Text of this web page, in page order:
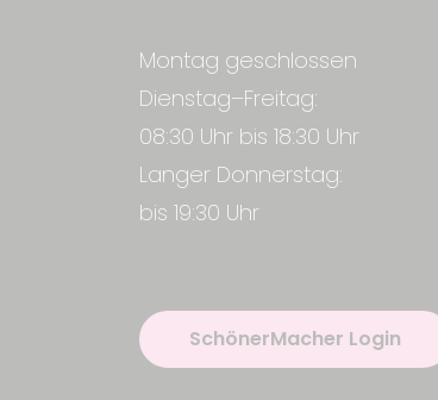
Montag geschlossen
Dienstag–Freitag:
08:30 Uhr bis 18:30 Uhr
Langer Donnerstag:
bis 19:30 Uhr
SchönerMacher Login